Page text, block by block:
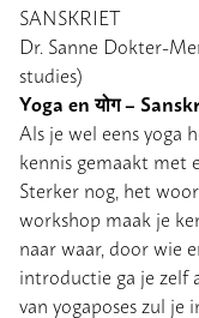
SANSKRIET
Dr. Sanne Dokter-
studies)
Yoga enयोग–
Als je wel eens yoga
kennis gemaakt met
Sterker nog, het
workshop maak je
naar waar, door wie
introductie ga je zelf
van yogaposes zul